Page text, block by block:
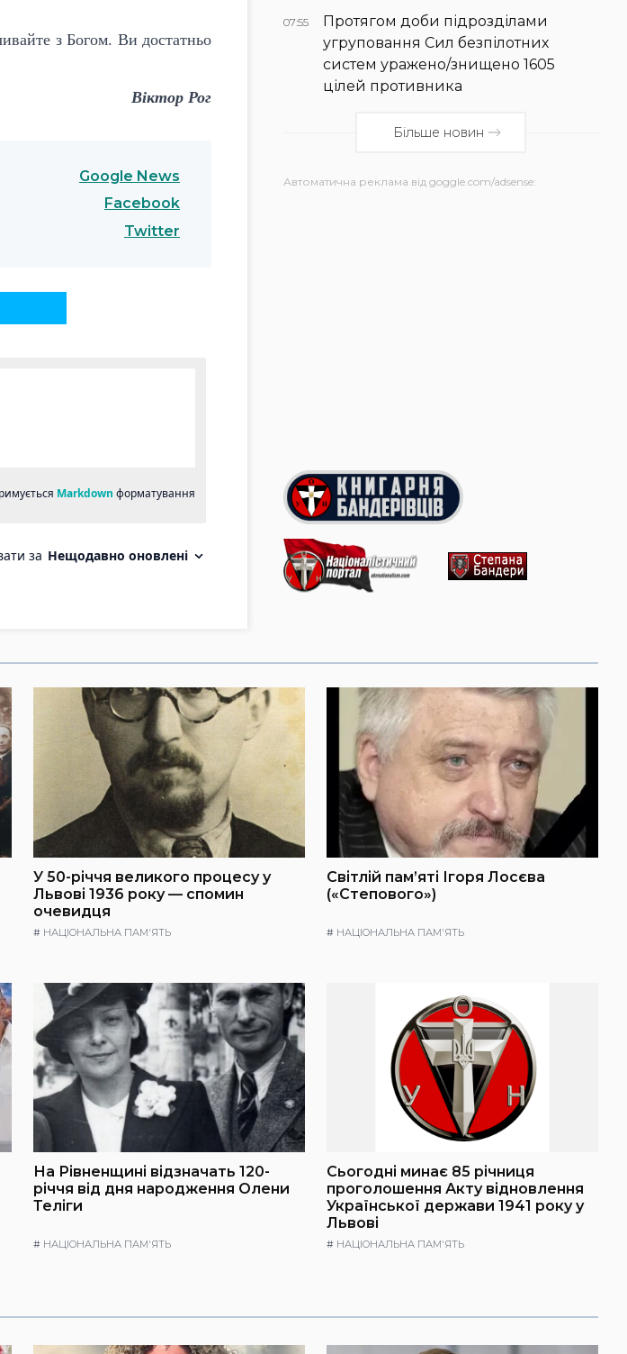
з Богом. Ви достатньо
Віктор Рог
Google News
Facebook
Twitter
07:55
Протягом доби підрозділами
угруповання Сил безпілотних
систем уражено/знищено 1605
цілей противника
Більше новин
Автоматична реклама від goggle.com/adsense:
У 50-річчя великого процесу у
Львові 1936 року — спомин
очевидця
# НАЦІОНАЛЬНА ПАМ'ЯТЬ
Світлій пам’яті Ігоря Лосєва
(«Степового»)
# НАЦІОНАЛЬНА ПАМ'ЯТЬ
На Рівненщині відзначать 120-
річчя від дня народження Олени
Теліги
# НАЦІОНАЛЬНА ПАМ'ЯТЬ
Сьогодні минає 85 річниця
проголошення Акту відновлення
Української держави 1941 року у
Львові
# НАЦІОНАЛЬНА ПАМ'ЯТЬ